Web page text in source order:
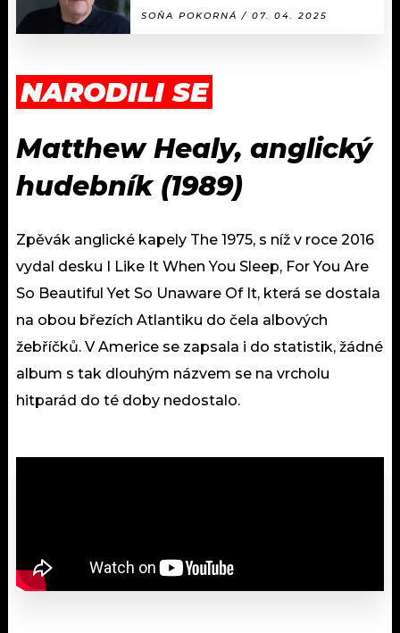
SOŇA POKORNÁ / 07. 04. 2025
NARODILI SE
Matthew Healy, anglický
hudebník (1989)
Zpěvák anglické kapely The 1975, s níž v roce 2016
vydal desku I Like It When You Sleep, For You Are
So Beautiful Yet So Unaware Of It, která se dostala
na obou březích Atlantiku do čela albových
žebříčků. V Americe se zapsala i do statistik, žádné
album s tak dlouhým názvem se na vrcholu
hitparád do té doby nedostalo.